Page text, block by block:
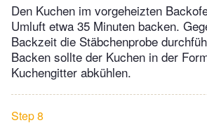
Den Kuchen im vorgeheizten
Umluft etwa 35 Minuten backen.
Backzeit die Stäbchenprobe
Backen sollte der Kuchen in der
Kuchengitter abkühlen.
Step 8